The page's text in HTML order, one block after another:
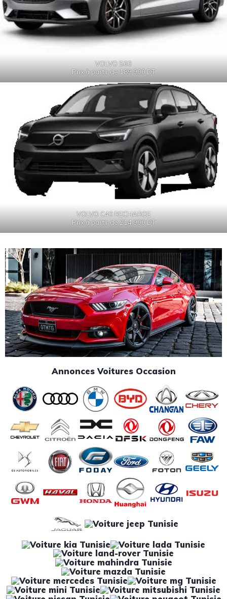
VOLVO S60
Prix à partir de 189 900 DT
VOLVO C40 RECHARGE
Prix à partir de 214 900 DT
Annonces Voitures Occasion